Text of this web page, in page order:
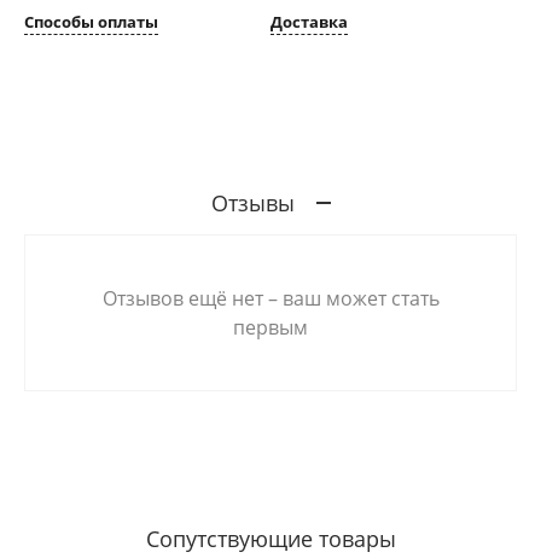
Способы оплаты Доставка
Отзывы
Отзывов ещё нет – ваш может стать
первым
Сопутствующие товары